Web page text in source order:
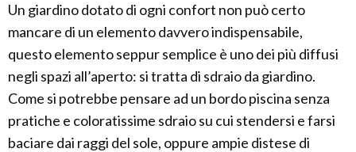
Un giardino dotato di ogni confort non può certo
mancare di un elemento davvero indispensabile,
questo elemento seppur semplice è uno dei più diffusi
negli spazi all’aperto: si tratta di sdraio da giardino.
Come si potrebbe pensare ad un bordo piscina senza
pratiche e coloratissime sdraio su cui stendersi e farsi
baciare dai raggi del sole, oppure ampie distese di